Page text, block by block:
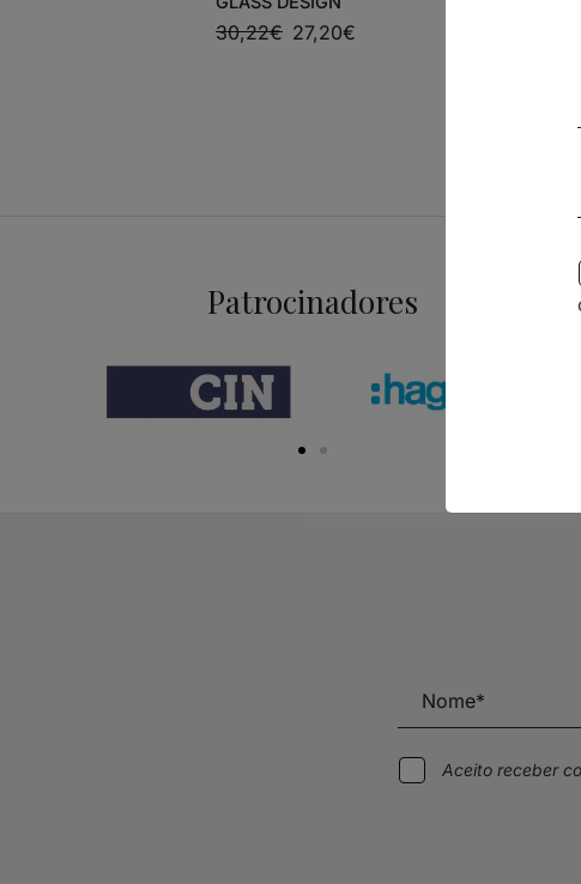
30,22€ 27,20€
VEGETAL
Patrocinadores
Aceito receber